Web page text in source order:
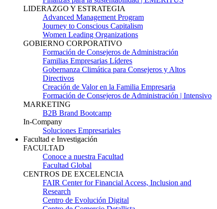
LIDERAZGO Y ESTRATEGIA
Advanced Management Program
Journey to Conscious Capitalism
Women Leading Organizations
GOBIERNO CORPORATIVO
Formación de Consejeros de Administración
Familias Empresarias Líderes
Gobernanza Climática para Consejeros y Altos
Directivos
Creación de Valor en la Familia Empresaria
Formación de Consejeros de Administración | Intensivo
MARKETING
B2B Brand Bootcamp
In-Company
Soluciones Empresariales
Facultad e Investigación
FACULTAD
Conoce a nuestra Facultad
Facultad Global
CENTROS DE EXCELENCIA
FAIR Center for Financial Access, Inclusion and
Research
Centro de Evolución Digital